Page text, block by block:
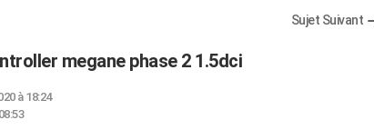
Sujet Suivant
megane phase 2 1.5dci
à 18:24